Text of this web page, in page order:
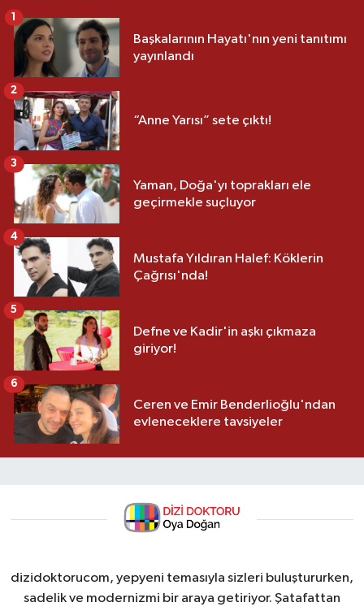
Başkalarının Hayatı'nın yeni tanıtımı
yayınlandı
1
“Anne Yarısı” sete çıktı!
2
Yaman, Doğa'yı toprakları ele
geçirmekle suçluyor
3
Mustafa Yıldıran Halef: Köklerin
Çağrısı'nda!
4
Defne ve Kadir'in aşkı çıkmaza
giriyor!
5
Ceren ve Emir Benderlioğlu'ndan
evleneceklere tavsiyeler
6
dizidoktorucom, yepyeni temasıyla sizleri buluştururken,
sadelik ve modernizmi bir araya getiriyor. Şatafattan